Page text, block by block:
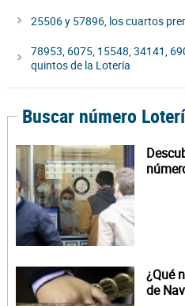
25506 y 57896, los cuartos
78953, 6075, 15548, 34141,
quintos de la Lotería
Buscar número
¿Qué
de